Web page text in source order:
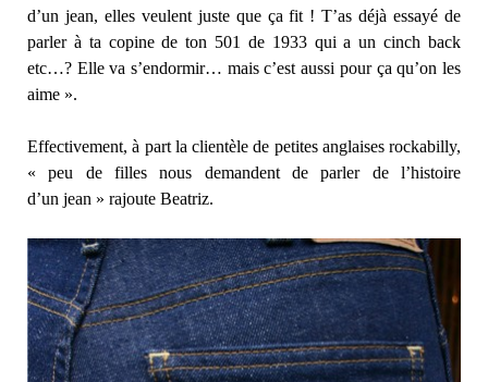
d’un jean, elles veulent juste que ça fit ! T’as déjà essayé de
parler à ta copine de ton 501 de 1933 qui a un cinch back
etc…? Elle va s’endormir… mais c’est aussi pour ça qu’on les
aime ».
Effectivement, à part la clientèle de petites anglaises rockabilly,
« peu de filles nous demandent de parler de l’histoire
d’un jean » rajoute Beatriz.